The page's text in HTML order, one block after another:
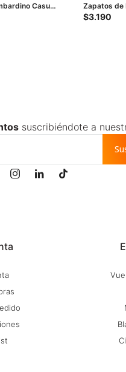
Casual
Zapatos de
Sofia -
$3.190
suscribiéndote a
  